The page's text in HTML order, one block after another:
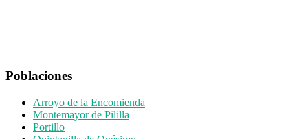
Poblaciones
Arroyo de la Encomienda
Montemayor de Pililla
Portillo